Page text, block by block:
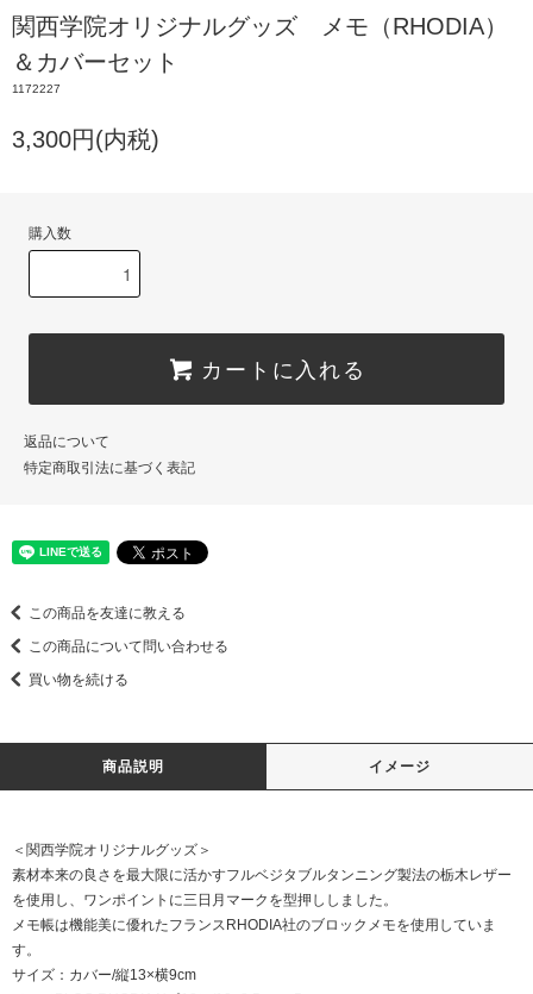
関西学院オリジナルグッズ メモ（RHODIA）
＆カバーセット
1172227
3,300円(内税)
購入数
カートに入れる
返品について
特定商取引法に基づく表記
この商品を友達に教える
この商品について問い合わせる
買い物を続ける
商品説明 イメージ
＜関西学院オリジナルグッズ＞
素材本来の良さを最大限に活かすフルベジタブルタンニング製法の栃木レザー
を使用し、ワンポイントに三日月マークを型押ししました。
メモ帳は機能美に優れたフランスRHODIA社のブロックメモを使用していま
す。
サイズ：カバー/縦13×横9cm